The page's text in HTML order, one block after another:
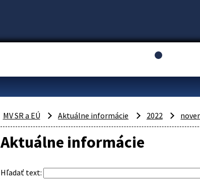
MV SR a EÚ Aktuálne informácie 2022
Aktuálne informácie
Hľadať text: